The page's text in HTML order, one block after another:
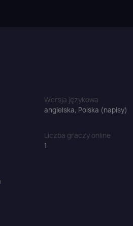
Wersja językowa
angielska, Polska (napisy)
Liczba graczy online
1